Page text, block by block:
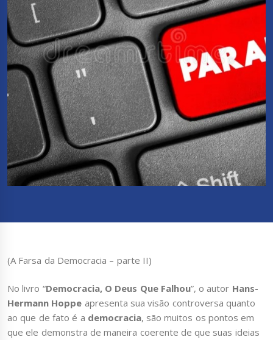
(A Farsa da Democracia – parte II)
No livro “Democracia, O Deus Que Falhou”, o autor Hans-
Hermann Hoppe apresenta sua visão controversa quanto
ao que de fato é a democracia, são muitos os pontos em
que ele demonstra de maneira coerente de que suas ideias